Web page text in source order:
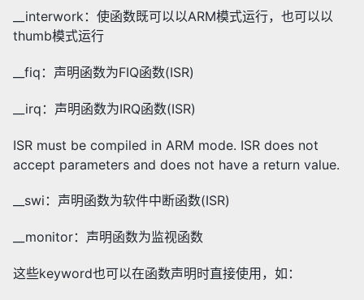
__interwork：使函数既可以以ARM模式运行，也可以以
thumb模式运行
__fiq：声明函数为FIQ函数(ISR)
__irq：声明函数为IRQ函数(ISR)
ISR must be compiled in ARM mode. ISR does not
accept parameters and does not have a return value.
__swi：声明函数为软件中断函数(ISR)
__monitor：声明函数为监视函数
这些keyword也可以在函数声明时直接使用，如：